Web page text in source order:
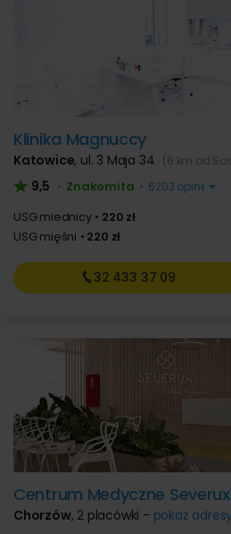
Klinika Magnuccy
Katowice, ul. 3 Maja 34 (6 km od
9,5 • Znakomita • 6203 opinii
USG miednicy
220 zł
USG mięśni
220 zł
32 433 37 09
Centrum Medyczne Severux
Chorzów, 2 placówki - pokaż